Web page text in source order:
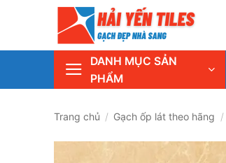
content
DANH MỤC SẢN
PHẨM
Trang chủ / Gạch ốp lát theo hãng /